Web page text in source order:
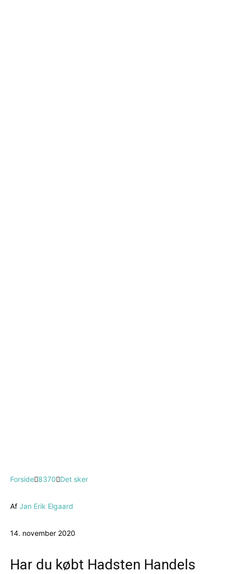
Forside 8370 Det sker
Af Jan Erik Elgaard
14. november 2020
Har du købt Hadsten Handels